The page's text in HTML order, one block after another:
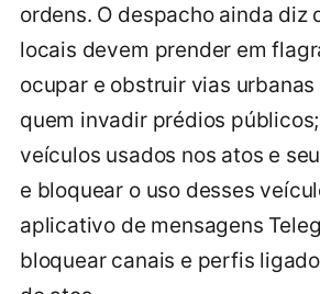
ordens. O despacho ainda diz
locais devem prender em
ocupar e obstruir vias urbanas
quem invadir prédios
veículos usados nos atos e
e bloquear o uso desses
aplicativo de mensagens
bloquear canais e perfis